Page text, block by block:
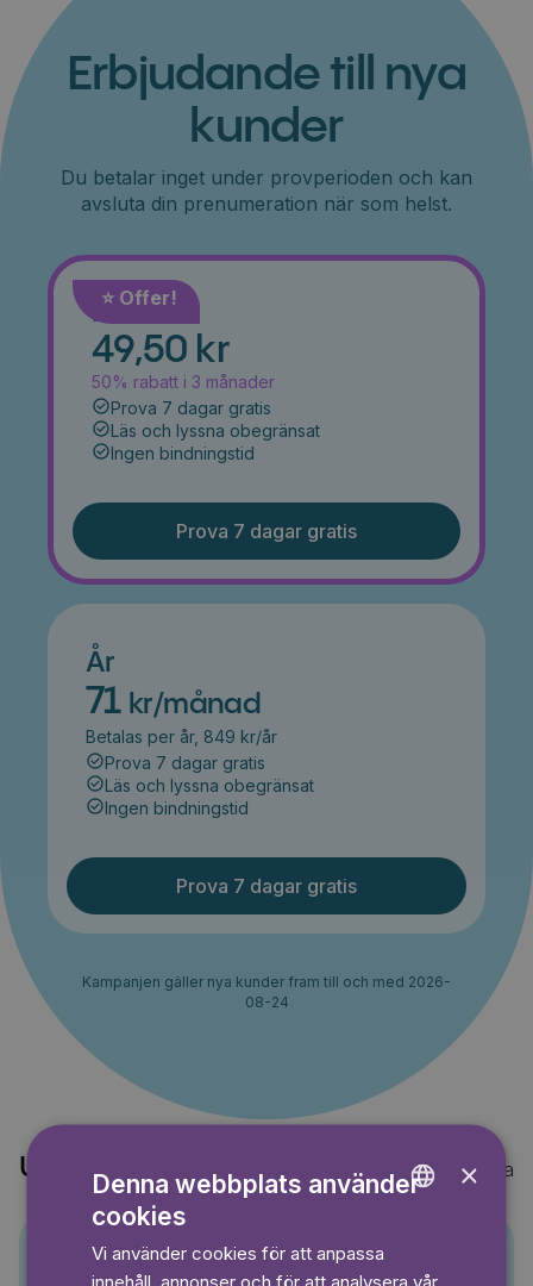
Erbjudande till nya
kunder
Du betalar inget under provperioden och kan
avsluta din prenumeration när som helst.
⭐️ Offer!
Månad
49,50 kr
50% rabatt i 3 månader
Prova 7 dagar gratis
Läs och lyssna obegränsat
Ingen bindningstid
Prova 7 dagar gratis
År
71 kr/månad
Betalas per år, 849 kr/år
Prova 7 dagar gratis
Läs och lyssna obegränsat
Ingen bindningstid
Prova 7 dagar gratis
Kampanjen gäller nya kunder fram till och med 2026-
08-24
Upptäck också Visa alla
×
Denna webbplats använder
cookies
Vi använder cookies för att anpassa
innehåll, annonser och för att analysera vår